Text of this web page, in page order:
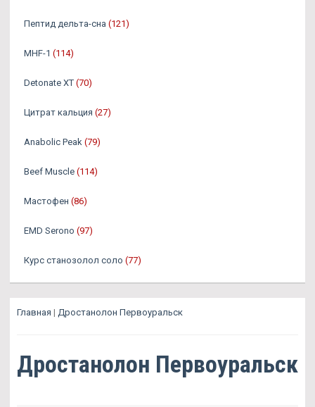
Пептид дельта-сна (121)
MHF-1 (114)
Detonate XT (70)
Цитрат кальция (27)
Anabolic Peak (79)
Beef Muscle (114)
Мастофен (86)
EMD Serono (97)
Курс станозолол соло (77)
Главная | Дростанолон Первоуральск
Дростанолон Первоуральск